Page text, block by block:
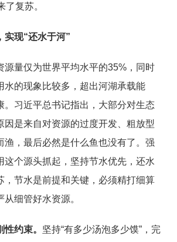
了复苏。
实现“还水于河”
源量仅为世界平均水平的35%，同时
水的现象比较多，超出河湖承载能
。习近平总书记指出，大部分对生态
因是来自对资源的过度开发、粗放型
渔，最后必然是什么鱼也没有了。强
这个源头抓起，坚持节水优先，还水
，节水是前提和关键，必须精打细算
细管好水资源。
约束。 坚持“有多少汤泡多少馍”，完